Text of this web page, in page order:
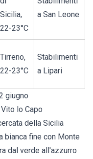
Sicilia,
22-23°C
a San Leone
Tirreno,
22-23°C
Stabilimenti
a Lipari
giugno
lo Capo
della Sicilia
bianca fine con Monte
dal verde all'azzurro